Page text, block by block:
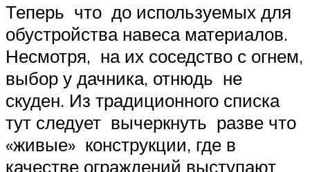
Теперь что до используемых для
обустройства навеса материалов.
Несмотря, на их соседство с огнем,
выбор у дачника, отнюдь не
скуден. Из традиционного списка
тут следует вычеркнуть разве что
«живые» конструкции, где в
качестве ограждений выступают